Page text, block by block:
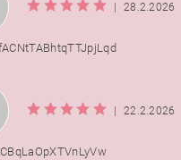
28.2.2026
22.2.2026